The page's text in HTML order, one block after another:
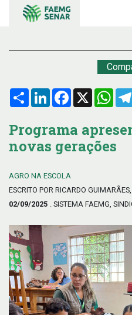
Compartilhar
LinkedInFacebook
X
Programa
novas gerações
AGRO NA ESCOLA
ESCRITO POR RICARDO
02/09/2025 . SISTEMA FAEMG,